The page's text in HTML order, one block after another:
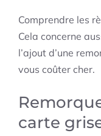
Comprendre les
Cela concerne
l’ajout d’une
vous coûter cher.
carte